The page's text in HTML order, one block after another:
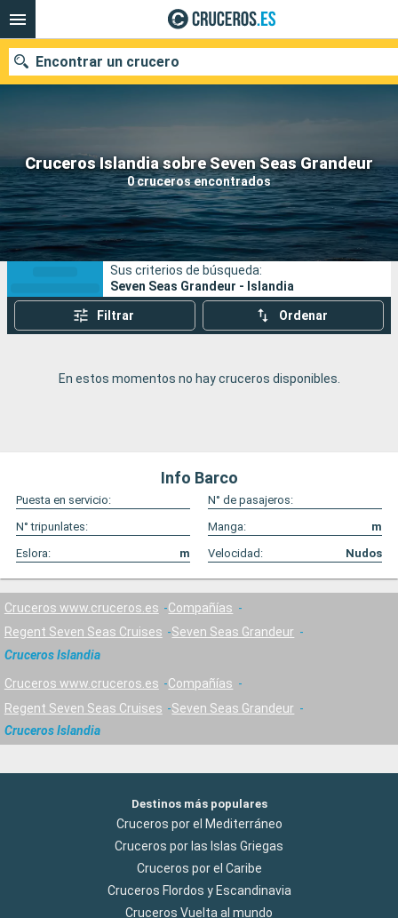
Cruceros Islandia sobre Seven Seas Grandeur
0 cruceros encontrados
Encontrar un crucero
Nuestros destinos
Fecha de salida
Puertos Compañías
Buscar
Sus criterios de búsqueda:
Seven Seas Grandeur - Islandia
Filtrar Ordenar
En estos momentos no hay cruceros disponibles.
Info Barco
Puesta en servicio:
N° de pasajeros:
N° tripunlates:
Manga:
m
Eslora:
m Velocidad: Nudos
Cruceros www.cruceros.es
Compañías
Regent Seven Seas Cruises
Seven Seas Grandeur
Cruceros Islandia
Cruceros www.cruceros.es
Compañías
Regent Seven Seas Cruises
Seven Seas Grandeur
Cruceros Islandia
Destinos más populares
Cruceros por el Mediterráneo
Cruceros por las Islas Griegas
Cruceros por el Caribe
Cruceros Flordos y Escandinavia
Cruceros Vuelta al mundo